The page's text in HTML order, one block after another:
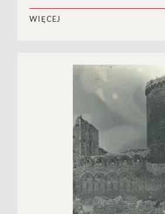
WIĘCEJ